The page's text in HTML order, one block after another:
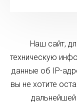
Наш сайт,
техническую
данные об IP-
вы не хотите
дальнейшей